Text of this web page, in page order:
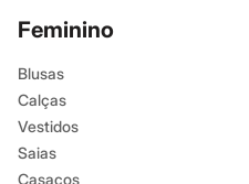
Acessórios
Recém-nascido
Feminino
Blusas
Calças
Vestidos
Saias
Casacos